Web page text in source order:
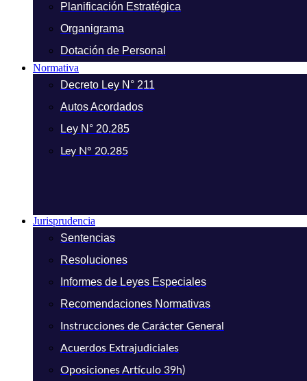
Planificación Estratégica
Organigrama
Dotación de Personal
Normativa
Decreto Ley N° 211
Autos Acordados
Ley N° 20.285
Ley N° 20.285
Jurisprudencia
Sentencias
Resoluciones
Informes de Leyes Especiales
Recomendaciones Normativas
Instrucciones de Carácter General
Acuerdos Extrajudiciales
Oposiciones Artículo 39h)